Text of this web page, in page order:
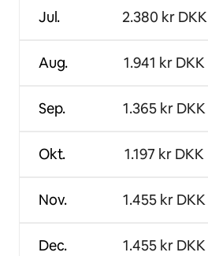
Jul.
Aug.
Sep.
Okt.
Nov.
Dec.
2.380 kr DKK
1.941 kr DKK
1.365 kr DKK
1.197 kr DKK
1.455 kr DKK
1.455 kr DKK